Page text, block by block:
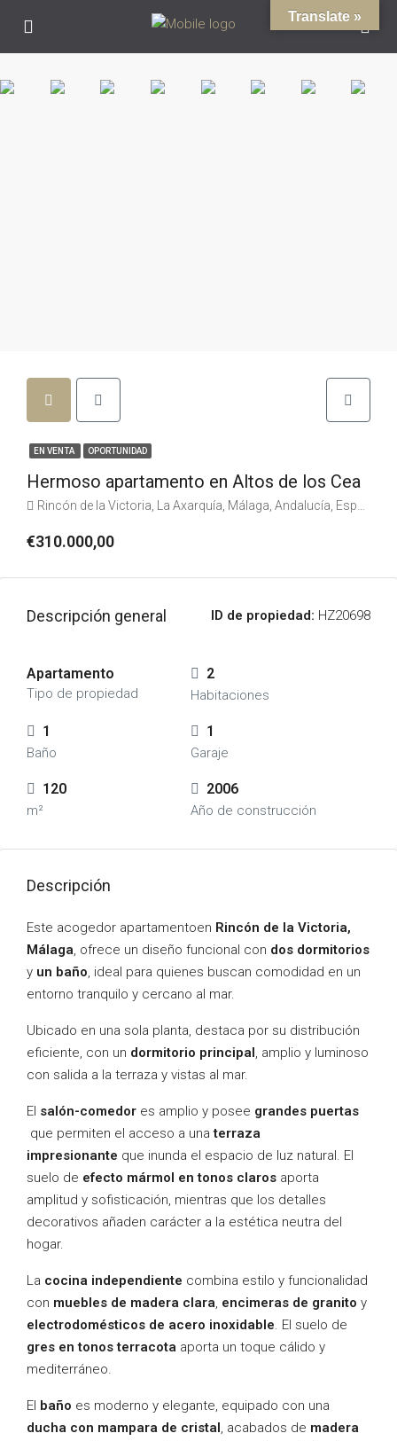
EN VENTA OPORTUNIDAD
Hermoso apartamento en Altos de los Cea
Rincón de la Victoria, La Axarquía, Málaga, Andalucía, España, España, La Axarquía
€310.000,00
Descripción general ID de propiedad: HZ20698
Apartamento
Tipo de propiedad
2
Habitaciones
1
Baño
1
Garaje
120
m²
2006
Año de construcción
Descripción
Este acogedor apartamentoen Rincón de la Victoria,
Málaga, ofrece un diseño funcional con dos dormitorios
y un baño, ideal para quienes buscan comodidad en un
entorno tranquilo y cercano al mar.
Ubicado en una sola planta, destaca por su distribución
eficiente, con un dormitorio principal, amplio y luminoso
con salida a la terraza y vistas al mar.
El salón-comedor es amplio y posee grandes puertas
que permiten el acceso a unaterraza
impresionante que inunda el espacio de luz natural. El
suelo de efecto mármol en tonos claros aporta
amplitud y sofisticación, mientras que los detalles
decorativos añaden carácter a la estética neutra del
hogar.
La cocina independiente combina estilo y funcionalidad
con muebles de madera clara, encimeras de granito y
electrodomésticos de acero inoxidable. El suelo de
gres en tonos terracota aporta un toque cálido y
mediterráneo.
El baño es moderno y elegante, equipado con una
ducha con mampara de cristal, acabados de madera
Translate »